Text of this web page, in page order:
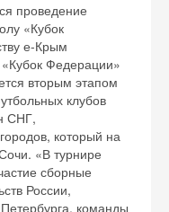
проведение
«Кубок
е-Крым
«Кубок Федерации»
вторым этапом
клубов
СНГ,
который на
«В турнире
сборные
России,
команды